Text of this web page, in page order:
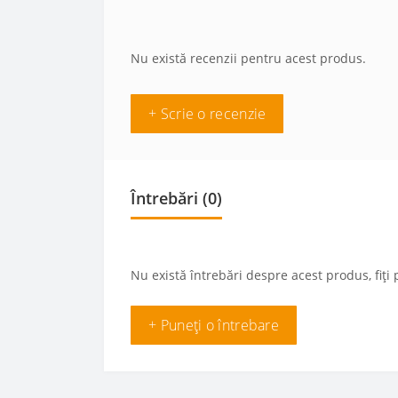
Nu există recenzii pentru acest produs.
+ Scrie o recenzie
Întrebări (0)
Nu există întrebări despre acest produs,
+ Puneți o întrebare